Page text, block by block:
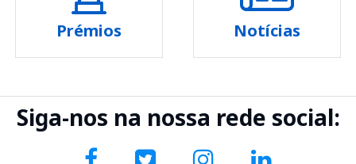
Prémios Notícias
Siga-nos na nossa rede social: